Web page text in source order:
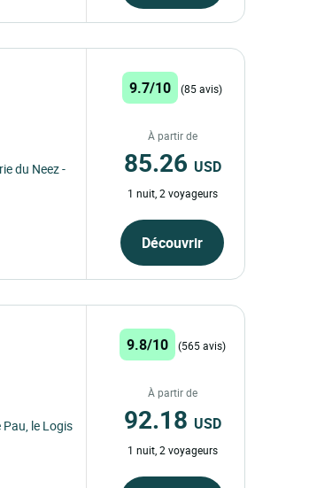
du Neez -
9.7/10 (85 avis)
À partir de
85.26 USD
1 nuit, 2 voyageurs
Découvrir
le Logis
9.8/10 (565 avis)
À partir de
92.18 USD
1 nuit, 2 voyageurs